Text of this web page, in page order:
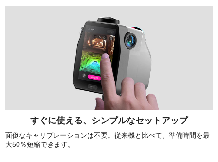
すぐに使える、シンプルなセットアップ
面倒なキャリブレーションは不要。従来機と比べて、準備時間を最
大50％短縮できます。